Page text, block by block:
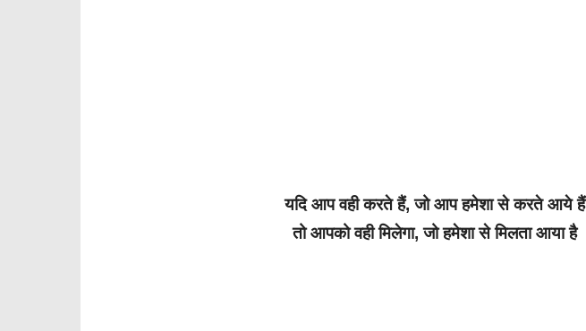
यदि आप वही करते हैं, जो आप हमेशा से करते आये हैं
तो आपको वही मिलेगा, जो हमेशा से मिलता आया है